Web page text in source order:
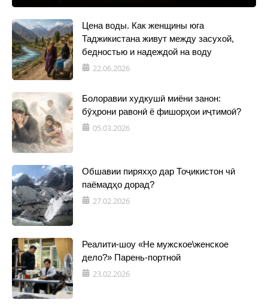
Цена воды. Как женщины юга
Таджикистана живут между засухой,
бедностью и надеждой на воду
22.06.2026
Болоравии худкушӣ миёни занон:
бӯҳрони равонӣ ё фишорҳои иҷтимоӣ?
05.03.2026
Обшавии пиряхҳо дар Тоҷикистон чӣ
паёмадҳо дорад?
27.02.2026
Реалити-шоу «Не мужское\женское
дело?» Парень-портной
23.02.2026